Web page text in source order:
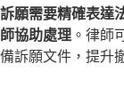
訴願需要精確表達
師協助處理 。律師
備訴願文件，提升